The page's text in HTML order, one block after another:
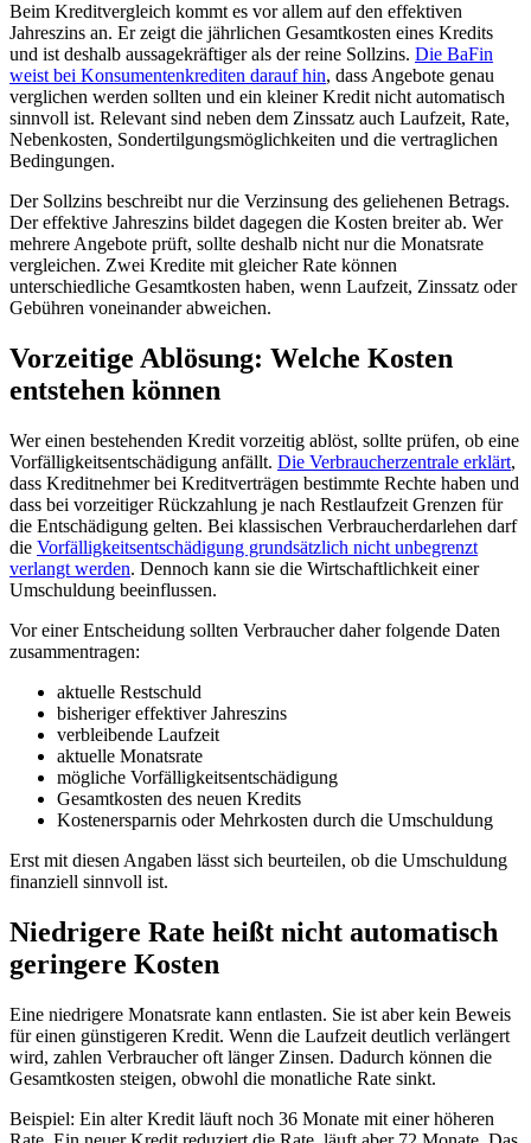
Beim Kreditvergleich kommt es vor allem auf den effektiven
Jahreszins an. Er zeigt die jährlichen Gesamtkosten eines Kredits
und ist deshalb aussagekräftiger als der reine Sollzins. Die BaFin
weist bei Konsumentenkrediten darauf hin, dass Angebote genau
verglichen werden sollten und ein kleiner Kredit nicht automatisch
sinnvoll ist. Relevant sind neben dem Zinssatz auch Laufzeit, Rate,
Nebenkosten, Sondertilgungsmöglichkeiten und die vertraglichen
Bedingungen.
Der Sollzins beschreibt nur die Verzinsung des geliehenen Betrags.
Der effektive Jahreszins bildet dagegen die Kosten breiter ab. Wer
mehrere Angebote prüft, sollte deshalb nicht nur die Monatsrate
vergleichen. Zwei Kredite mit gleicher Rate können
unterschiedliche Gesamtkosten haben, wenn Laufzeit, Zinssatz oder
Gebühren voneinander abweichen.
Vorzeitige Ablösung: Welche Kosten
entstehen können
Wer einen bestehenden Kredit vorzeitig ablöst, sollte prüfen, ob eine
Vorfälligkeitsentschädigung anfällt. Die Verbraucherzentrale erklärt,
dass Kreditnehmer bei Kreditverträgen bestimmte Rechte haben und
dass bei vorzeitiger Rückzahlung je nach Restlaufzeit Grenzen für
die Entschädigung gelten. Bei klassischen Verbraucherdarlehen darf
die Vorfälligkeitsentschädigung grundsätzlich nicht unbegrenzt
verlangt werden. Dennoch kann sie die Wirtschaftlichkeit einer
Umschuldung beeinflussen.
Vor einer Entscheidung sollten Verbraucher daher folgende Daten
zusammentragen:
aktuelle Restschuld
bisheriger effektiver Jahreszins
verbleibende Laufzeit
aktuelle Monatsrate
mögliche Vorfälligkeitsentschädigung
Gesamtkosten des neuen Kredits
Kostenersparnis oder Mehrkosten durch die Umschuldung
Erst mit diesen Angaben lässt sich beurteilen, ob die Umschuldung
finanziell sinnvoll ist.
Niedrigere Rate heißt nicht automatisch
geringere Kosten
Eine niedrigere Monatsrate kann entlasten. Sie ist aber kein Beweis
für einen günstigeren Kredit. Wenn die Laufzeit deutlich verlängert
wird, zahlen Verbraucher oft länger Zinsen. Dadurch können die
Gesamtkosten steigen, obwohl die monatliche Rate sinkt.
Beispiel: Ein alter Kredit läuft noch 36 Monate mit einer höheren